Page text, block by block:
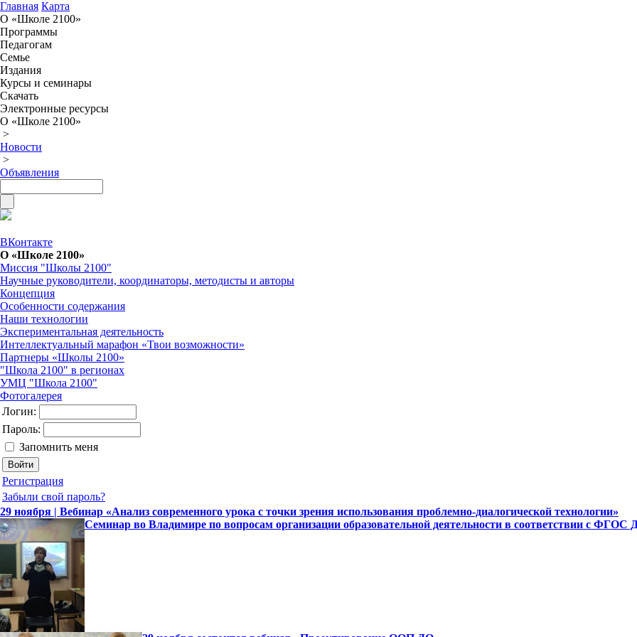
Главная Карта
О «Школе 2100»
Программы
Педагогам
Семье
Издания
Курсы и семинары
Скачать
Электронные ресурсы
О «Школе 2100»
>
Новости
>
Объявления
ВКонтакте
О «Школе 2100»
Миссия "Школы 2100"
Научные руководители, координаторы, методисты и авторы
Концепция
Особенности содержания
Наши технологии
Экспериментальная деятельность
Интеллектуальный марафон «Твои возможности»
Партнеры «Школы 2100»
"Школа 2100" в регионах
УМЦ "Школа 2100"
Фотогалерея
Логин:
Пароль:
Запомнить меня
Регистрация
Забыли свой пароль?
29 ноября | Вебинар «Анализ современного урока с точки зрения использования проблемно-диалогической технологии»
Семинар во Владимире по вопросам организации образовательной деятельности в соответствии с ФГОС